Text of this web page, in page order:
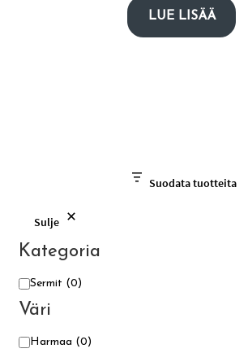
LUE LISÄÄ
Suodata tuotteita
Sulje
Kategoria
Kategoria
Sermit (0)
Väri
VäriHarmaa (0)